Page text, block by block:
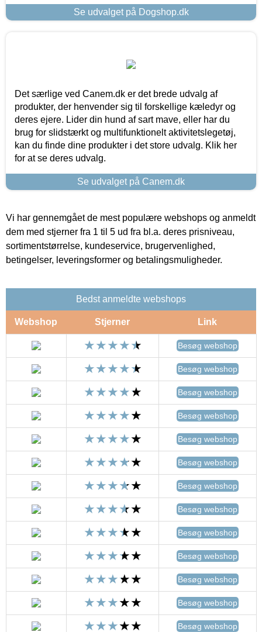
Se udvalget på Dogshop.dk
Det særlige ved Canem.dk er det brede udvalg af
produkter, der henvender sig til forskellige kæledyr og
deres ejere. Lider din hund af sart mave, eller har du
brug for slidstærkt og multifunktionelt aktivitetslegetøj,
kan du finde dine produkter i det store udvalg. Klik her
for at se deres udvalg.
Se udvalget på Canem.dk
Vi har gennemgået de mest populære webshops og anmeldt
dem med stjerner fra 1 til 5 ud fra bl.a. deres prisniveau,
sortimentstørrelse, kundeservice, brugervenlighed,
betingelser, leveringsformer og betalingsmuligheder.
Bedst anmeldte webshops
Webshop Stjerner Link
Besøg webshop
Besøg webshop
Besøg webshop
Besøg webshop
Besøg webshop
Besøg webshop
Besøg webshop
Besøg webshop
Besøg webshop
Besøg webshop
Besøg webshop
Besøg webshop
Besøg webshop